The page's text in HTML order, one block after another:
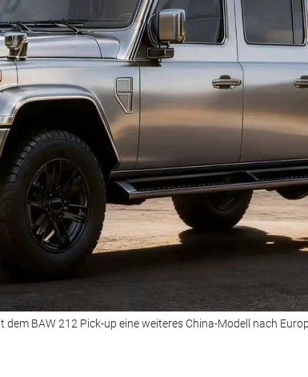
BAW 212 Pick-up eine weiteres China-Modell nach